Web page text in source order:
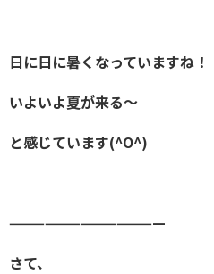
日に日に暑くなっていますね！
いよいよ夏が来る～
と感じています(^O^)
—————————————
さて、